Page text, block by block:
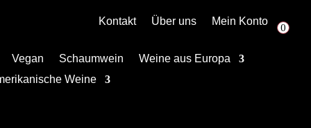
Kontakt Über uns Mein Konto
0
Vegan Schaumwein
Weine aus Europa
Weine